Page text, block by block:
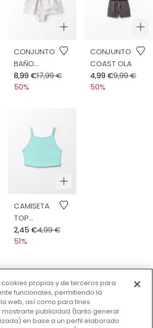
CONJUNTO
BAÑO
FLORES
8,99 €17,99 €
50%
CONJUNTO
COAST OLA
4,99 €9,99 €
50%
CAMISETA
TOP
TIRANTES
2,45 €4,99 €
51%
A LA NEWSLETTER
las novedades, ofertas y lanzamientos
cookies propias y de terceros para
funcionales, permitiendo la
web, así como para fines
publicidad (tanto general
en base a un perfil elaborado